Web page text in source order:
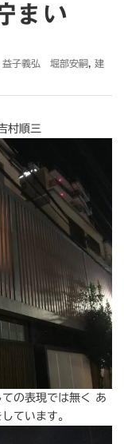
まい
子義弘 堀部安嗣
建
村順三
の表現では無く あ
ています。